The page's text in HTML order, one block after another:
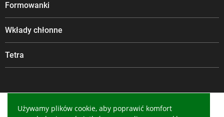
Formowanki
Wkłady chłonne
Tetra
from OrganicBabies.pl with ❤️
Używamy plików cookie, aby poprawić komfort